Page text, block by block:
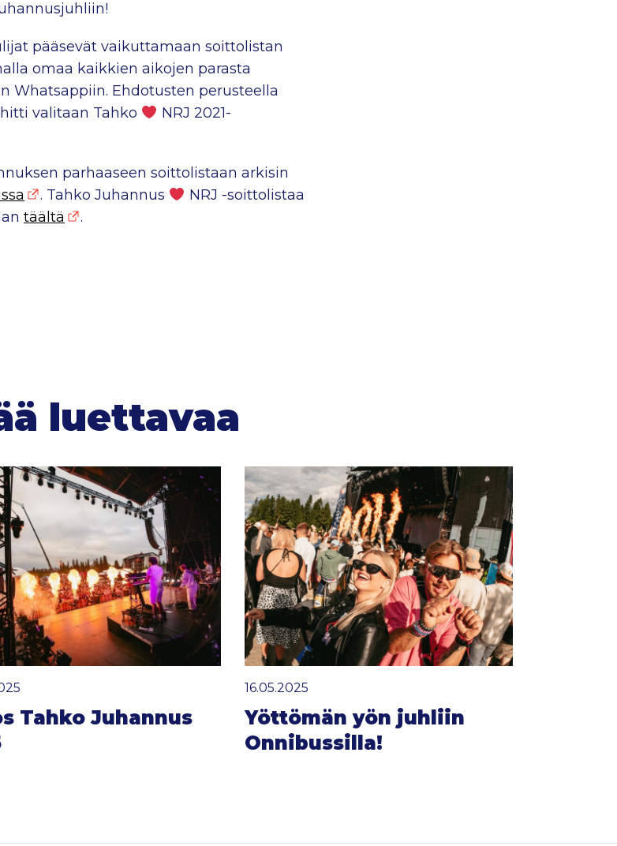
pääsevät vaikuttamaan soittolistan
omaa kaikkien aikojen parasta
Whatsappiin. Ehdotusten perusteella
valitaan Tahko
NRJ 2021-
parhaaseen soittolistaan arkisin
. Tahko Juhannus
NRJ -soittolistaa
täältä .
luettavaa
Tahko Juhannus
16.05.2025
Yöttömän yön juhliin
Onnibussilla!